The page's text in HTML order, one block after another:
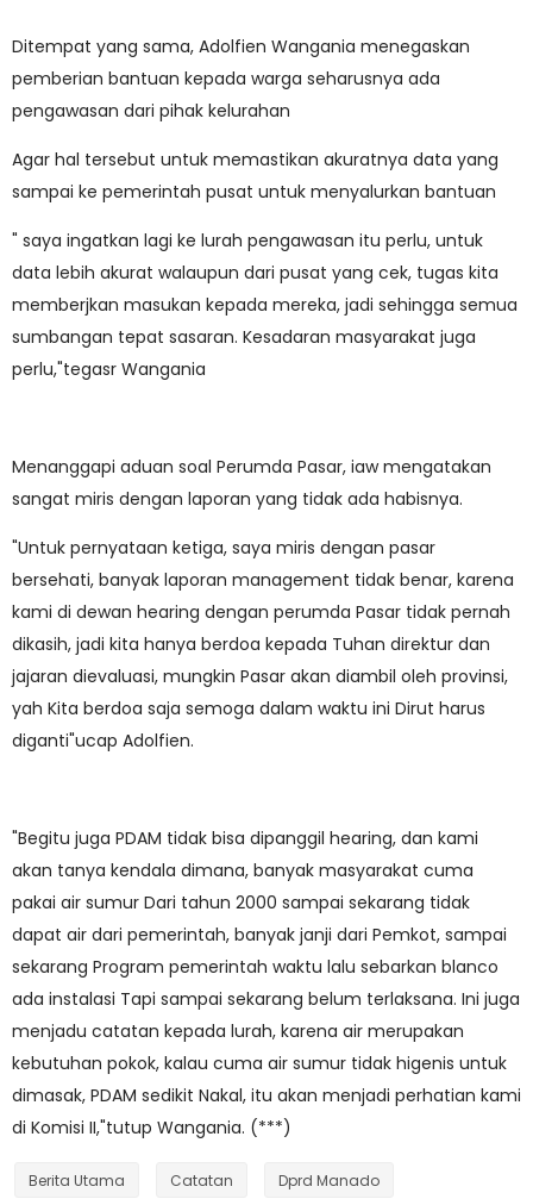
Ditempat yang sama, Adolfien Wangania menegaskan
pemberian bantuan kepada warga seharusnya ada
pengawasan dari pihak kelurahan
Agar hal tersebut untuk memastikan akuratnya data yang
sampai ke pemerintah pusat untuk menyalurkan bantuan
" saya ingatkan lagi ke lurah pengawasan itu perlu, untuk
data lebih akurat walaupun dari pusat yang cek, tugas kita
memberjkan masukan kepada mereka, jadi sehingga semua
sumbangan tepat sasaran. Kesadaran masyarakat juga
perlu,"tegasr Wangania
Menanggapi aduan soal Perumda Pasar, iaw mengatakan
sangat miris dengan laporan yang tidak ada habisnya.
"Untuk pernyataan ketiga, saya miris dengan pasar
bersehati, banyak laporan management tidak benar, karena
kami di dewan hearing dengan perumda Pasar tidak pernah
dikasih, jadi kita hanya berdoa kepada Tuhan direktur dan
jajaran dievaluasi, mungkin Pasar akan diambil oleh provinsi,
yah Kita berdoa saja semoga dalam waktu ini Dirut harus
diganti"ucap Adolfien.
"Begitu juga PDAM tidak bisa dipanggil hearing, dan kami
akan tanya kendala dimana, banyak masyarakat cuma
pakai air sumur Dari tahun 2000 sampai sekarang tidak
dapat air dari pemerintah, banyak janji dari Pemkot, sampai
sekarang Program pemerintah waktu lalu sebarkan blanco
ada instalasi Tapi sampai sekarang belum terlaksana. Ini juga
menjadu catatan kepada lurah, karena air merupakan
kebutuhan pokok, kalau cuma air sumur tidak higenis untuk
dimasak, PDAM sedikit Nakal, itu akan menjadi perhatian kami
di Komisi II,"tutup Wangania. (***)
Berita Utama Catatan Dprd Manado